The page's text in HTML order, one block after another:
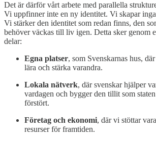
Det är därför vårt arbete med parallella
Vi uppfinner inte en ny identitet. Vi skapar
Vi stärker den identitet som redan finns, den
behöver väckas till liv igen. Detta sker genom
delar:
Egna platser, som Svenskarnas hus,
lära och stärka varandra.
Lokala nätverk, där svenskar hjälper
vardagen och bygger den tillit som
förstört.
Företag och ekonomi, där vi stöttar
resurser för framtiden.